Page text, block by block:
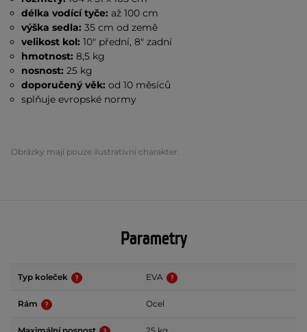
délka vodící tyče: až 100 cm
výška sedla:35 cm od země
velikost kol:10" přední, 8" zadní
hmotnost:8,5 kg
nosnost:25 kg
doporučený věk:od 10 měsíců
splňuje evropské normy
Obrázky mají pouze ilustrativní charakter.
Parametry
Typ koleček EVA
Rám Ocel